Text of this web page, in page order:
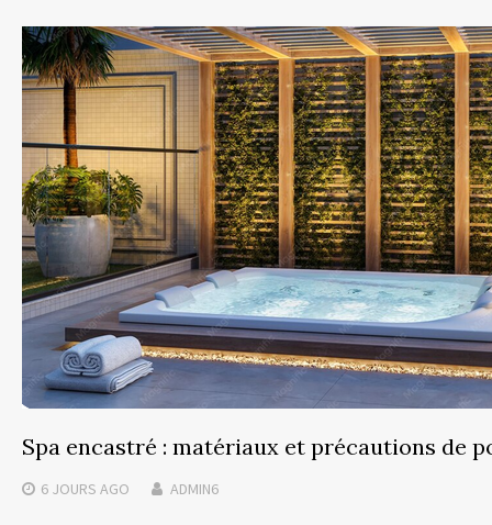
Spa encastré : matériaux et précautions de
6 JOURS AGO ADMIN6